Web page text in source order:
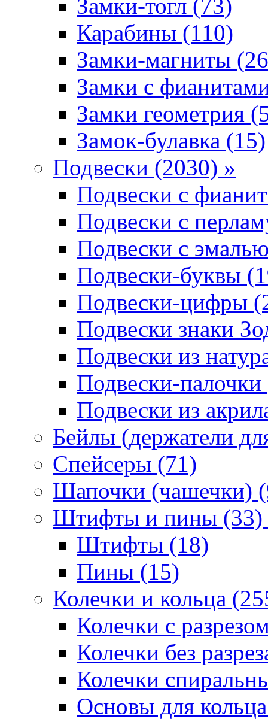
Замки-тогл (73)
Карабины (110)
Замки-магниты
Замки с
Замки геометрия
Замок-булавка (15)
Подвески (2030) »
Подвески с
Подвески с
Подвески с
Подвески-буквы
Подвески-цифры
Подвески знаки
Подвески из
Подвески-
Подвески из
Бейлы (держатели
Спейсеры (71)
Шапочки (чашечки)
Штифты и пины (33)
Штифты (18)
Пины (15)
Колечки и кольца
Колечки с
Колечки без
Колечки
Основы для